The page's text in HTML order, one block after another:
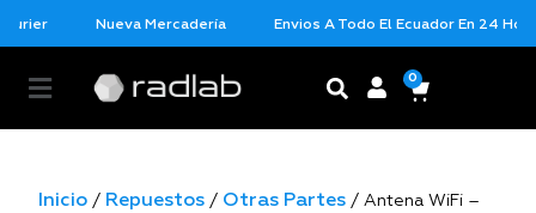
Nueva Mercadería Envios A Todo El Ecuador En 24
0
Inicio / Repuestos / Otras Partes / Antena WiFi –